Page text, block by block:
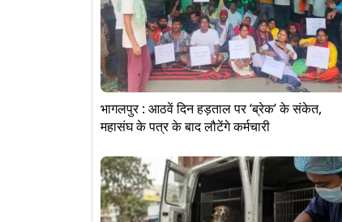
भागलपुर : आठवें दिन हड़ताल पर ‘ब्रेक’ के संकेत,
महासंघ के पत्र के बाद लौटेंगे कर्मचारी